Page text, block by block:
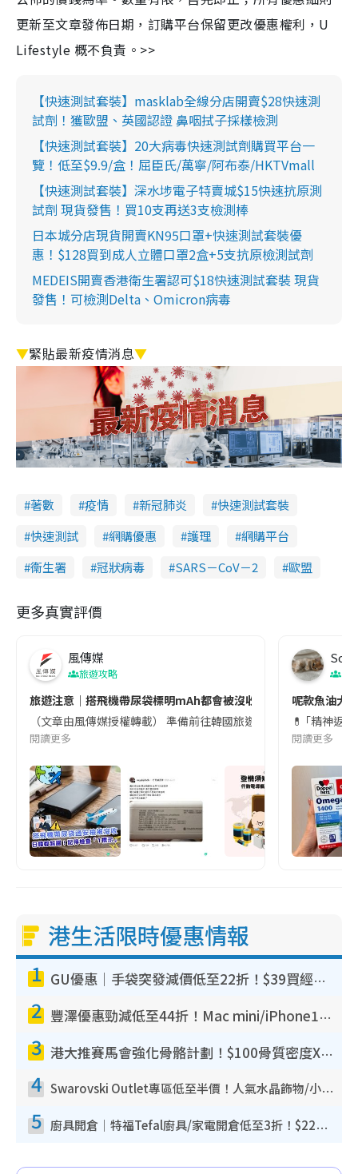
更新至文章發佈日期，訂購平台保留更改優惠權利，U
Lifestyle 概不負責。>>
【快速測試套裝】masklab全線分店開賣$28快速測
試劑！獲歐盟、英國認證 鼻咽拭子採樣檢測
【快速測試套裝】20大病毒快速測試劑購買平台一
覽！低至$9.9/盒！屈臣氏/萬寧/阿布泰/HKTVmall
【快速測試套裝】深水埗電子特賣城$15快速抗原測
試劑 現貨發售！買10支再送3支檢測棒
日本城分店現貨開賣KN95口罩+快速測試套裝優
惠！$128買到成人立體口罩2盒+5支抗原檢測試劑
MEDEIS開賣香港衛生署認可$18快速測試套裝 現貨
發售！可檢測Delta、Omicron病毒
▼緊貼最新疫情消息▼
著數 疫情 新冠肺炎
快速測試套裝
快速測試
網購優惠 護理
網購平台
衞生署
冠狀病毒 SARS－CoV－2 歐盟
更多真實評價
風傳媒
旅遊攻略
旅遊注意｜搭飛機帶尿袋標明mAh都會被沒收😱出發前切記檢查
（文章由風傳媒授權轉載） 準備前往韓國旅遊的民眾，近期要
閱讀更多
Soul
呢款魚油大
💊 ｢精神返
閱讀更多
港生活限時優惠情報
1 GU優惠｜手袋突發減價低至22折！$39買經典波士頓包/餃子袋！飾物同步減價$29起！
2 豐澤優惠勁減低至44折！Mac mini/iPhone17Pro大減價！廚房家電$220起
3 港大推賽馬會強化骨骼計劃！$100骨質密度X光檢查 完成免費運動訓練送超市禮券！附參加資格
4 Swarovski Outlet專區低至半價！人氣水晶飾物/小擺設$138起！迪士尼款/水晶高跟鞋都有平
5 廚具開倉｜特福Tefal廚具/家電開倉低至3折！$220起買平底鍋/炒鑊/湯煲！電飯煲/吸塵機/燙斗$418起